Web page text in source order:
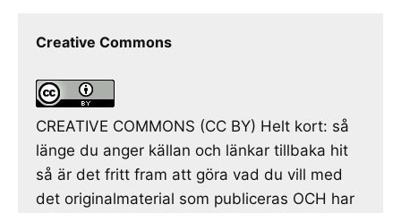
Creative Commons
CREATIVE COMMONS (CC BY) Helt kort: så
länge du anger källan och länkar tillbaka hit
så är det fritt fram att göra vad du vill med
det originalmaterial som publiceras OCH har